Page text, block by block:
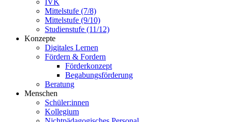
IVK
Mittelstufe (7/8)
Mittelstufe (9/10)
Studienstufe (11/12)
Konzepte
Digitales Lernen
Fördern & Fordern
Förderkonzept
Begabungsförderung
Beratung
Menschen
Schüler:innen
Kollegium